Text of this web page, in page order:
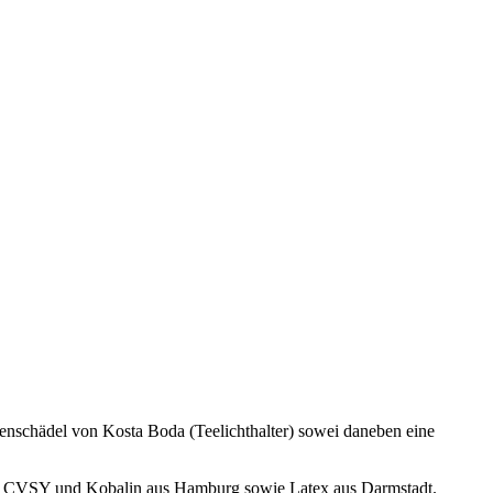
und Kobalin aus Hamburg sowie Latex aus Darmstadt.